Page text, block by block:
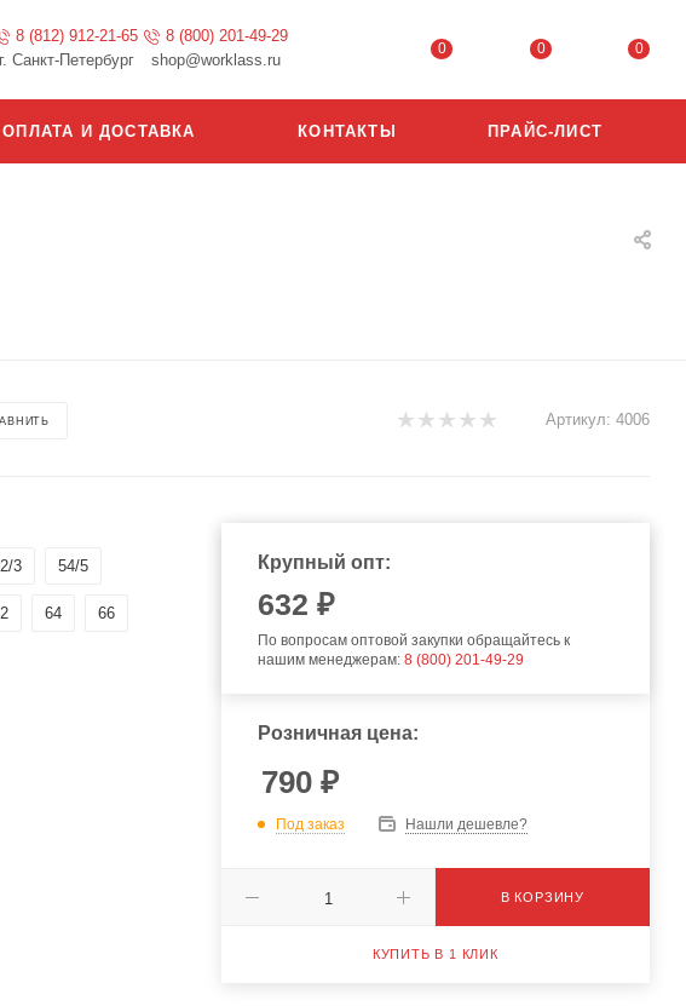
8 (812) 912-21-65
г. Санкт-Петербург
8 (800) 201-49-29
shop@worklass.ru
0 0 0
ОПЛАТА И ДОСТАВКА КОНТАКТЫ ПРАЙС-ЛИСТ
Артикул: 4006
3 54/5
64 66
Крупный опт:
632 ₽
По вопросам оптовой закупки обращайтесь к
нашим менеджерам: 8 (800) 201-49-29
Розничная цена:
790₽
Под заказ Нашли дешевле?
В КОРЗИНУ
КУПИТЬ В 1 КЛИК